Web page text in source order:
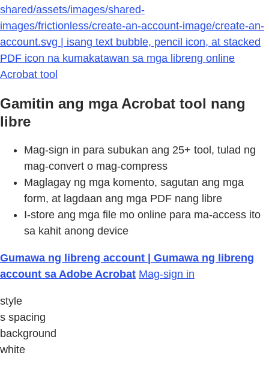
shared/assets/images/shared-
images/frictionless/create-an-account-image/create-an-
account.svg | isang text bubble, pencil icon, at stacked
PDF icon na kumakatawan sa mga libreng online
Acrobat tool
Gamitin ang mga Acrobat tool nang
libre
Mag-sign in para subukan ang 25+ tool, tulad ng
mag-convert o mag-compress
Maglagay ng mga komento, sagutan ang mga
form, at lagdaan ang mga PDF nang libre
I-store ang mga file mo online para ma-access ito
sa kahit anong device
Gumawa ng libreng account | Gumawa ng libreng
account sa Adobe Acrobat Mag-sign in
style
s spacing
background
white